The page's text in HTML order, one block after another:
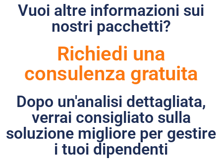
Vuoi altre informazioni sui
nostri pacchetti?
Richiedi una
consulenza gratuita
Dopo un'analisi dettagliata,
verrai consigliato sulla
soluzione migliore per gestire
i tuoi dipendenti